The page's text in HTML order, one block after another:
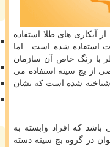
های طلا استفاده
استفاده شده است . اما
با رنگ خاص آن سازمان
از بج سینه استفاده می
شناخته شده است که نشان
که افراد وابسته به
در گروه بج سینه دسته